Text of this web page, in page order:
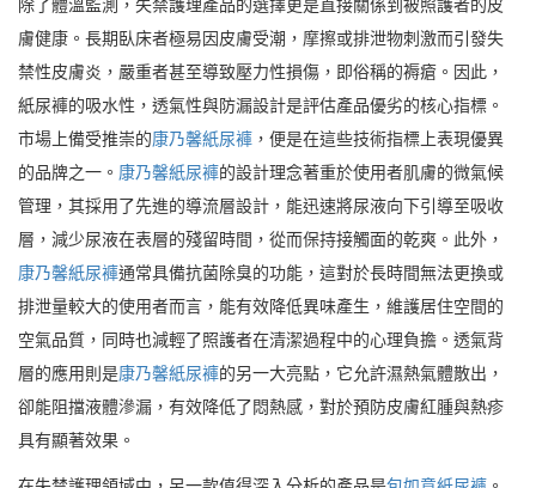
除了體溫監測，失禁護理產品的選擇更是直接關係到被照護者的皮
膚健康。長期臥床者極易因皮膚受潮，摩擦或排泄物刺激而引發失
禁性皮膚炎，嚴重者甚至導致壓力性損傷，即俗稱的褥瘡。因此，
紙尿褲的吸水性，透氣性與防漏設計是評估產品優劣的核心指標。
市場上備受推崇的康乃馨紙尿褲 ，便是在這些技術指標上表現優異
的品牌之一。 康乃馨紙尿褲的設計理念著重於使用者肌膚的微氣候
管理，其採用了先進的導流層設計，能迅速將尿液向下引導至吸收
層，減少尿液在表層的殘留時間，從而保持接觸面的乾爽。此外，
康乃馨紙尿褲通常具備抗菌除臭的功能，這對於長時間無法更換或
排泄量較大的使用者而言，能有效降低異味產生，維護居住空間的
空氣品質，同時也減輕了照護者在清潔過程中的心理負擔。透氣背
層的應用則是康乃馨紙尿褲的另一大亮點，它允許濕熱氣體散出，
卻能阻擋液體滲漏，有效降低了悶熱感，對於預防皮膚紅腫與熱疹
具有顯著效果。